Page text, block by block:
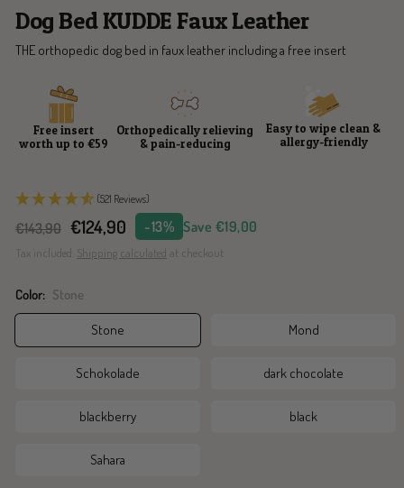
Dog Bed KUDDE Faux Leather
THE orthopedic dog bed in faux leather including a free insert
Free insert
worth up to €59
Orthopedically relieving
& pain-reducing
Easy to wipe clean &
allergy-friendly
(521 Reviews)
Sale
price
€124,90
Regular
price
€143,90 Save €19,00
-13%
Tax included. Shipping calculated at checkout
Color: Stone
Stone Mond
Schokolade dark chocolate
blackberry black
Sahara